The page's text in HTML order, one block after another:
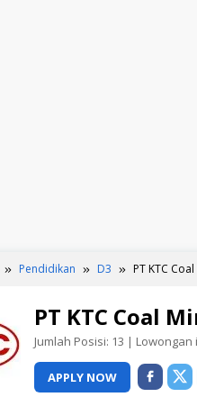
Pendidikan D3 PT KTC
PT KTC Coal
Jumlah Posisi: 13 | Lowongan
APPLY NOW